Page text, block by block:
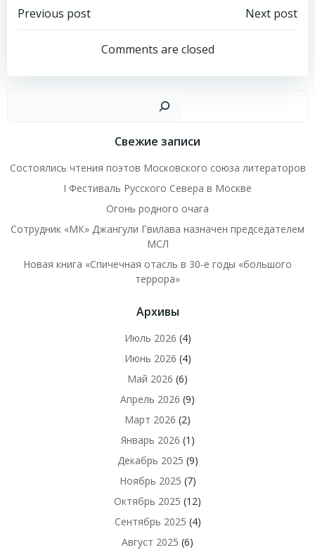
Навигация
записям
Previous post
Навигация
по
записям
Next post
Comments are closed
Свежие записи
Состоялись чтения поэтов Московского союза литераторов
I Фестиваль Русского Севера в Москве
Огонь родного очага
Сотрудник «МК» Джангули Гвилава назначен председателем
МСЛ
Новая книга «Спичечная отасль в 30-е годы «большого
террора»
Архивы
Июль 2026 (4)
Июнь 2026 (4)
Май 2026 (6)
Апрель 2026 (9)
Март 2026 (2)
Январь 2026 (1)
Декабрь 2025 (9)
Ноябрь 2025 (7)
Октябрь 2025 (12)
Сентябрь 2025 (4)
Август 2025 (6)